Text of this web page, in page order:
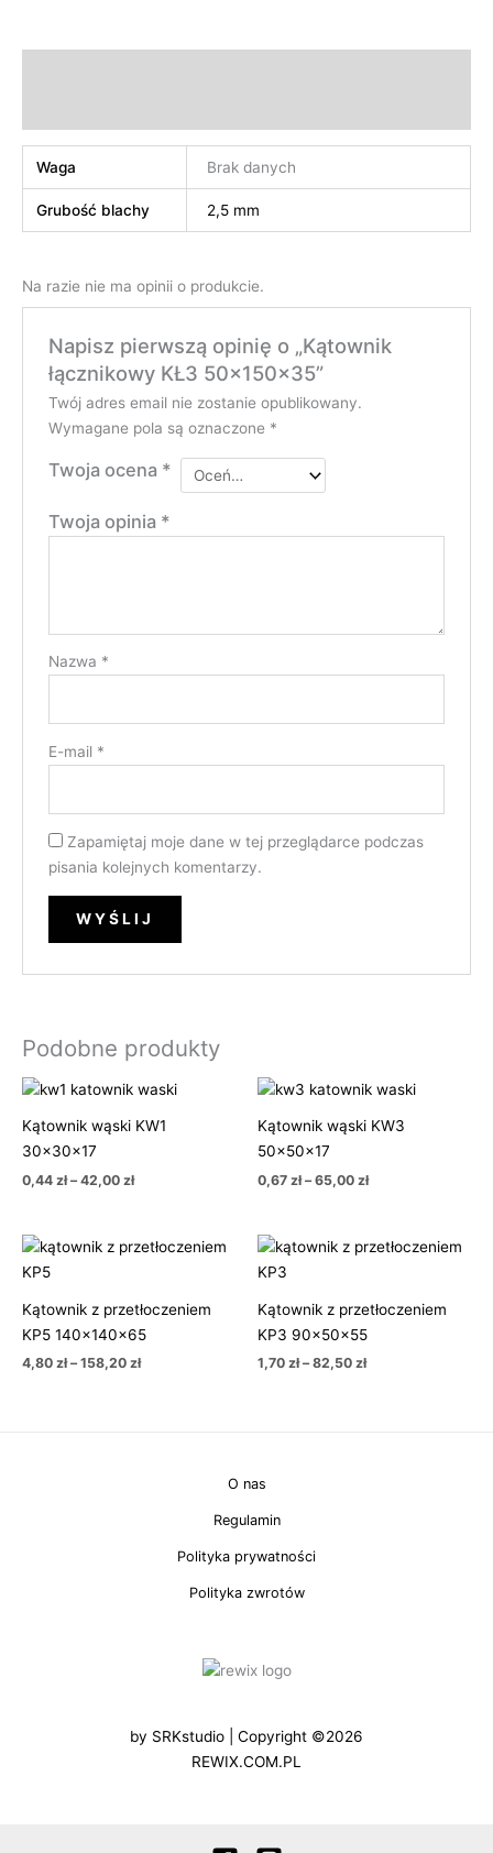
Waga Brak danych
Grubość blachy 2,5 mm
Na razie nie ma opinii o produkcie.
Napisz pierwszą opinię o „Kątownik
łącznikowy KŁ3 50x150x35”
Twój adres email nie zostanie opublikowany.
Wymagane pola są oznaczone *
Twoja ocena *
Twoja opinia *
Nazwa *
E-mail *
Zapamiętaj moje dane w tej przeglądarce podczas
pisania kolejnych komentarzy.
Podobne produkty
Kątownik wąski KW1
30x30x17
0,44 zł – 42,00 zł
Zakres
cen:
od
0,44 zł
42,00 zł
Kątownik wąski KW3
50x50x17
0,67 zł – 65,00 zł
Zakres
cen:
od
0,67 zł
65,00 zł
Kątownik z przetłoczeniem
KP5 140x140x65
4,80 zł – 158,20 zł
Zakres
cen:
do
158,20 zł
Kątownik z przetłoczeniem
KP3 90x50x55
1,70 zł – 82,50 zł
Zakres
cen:
do
82,50 zł
O nas
Regulamin
Polityka prywatności
Polityka zwrotów
by SRKstudio | Copyright ©2026
REWIX.COM.PL